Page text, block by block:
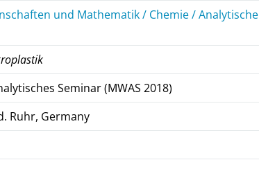
und Mathematik / Chemie / Analytische
Seminar (MWAS 2018)
Ruhr, Germany